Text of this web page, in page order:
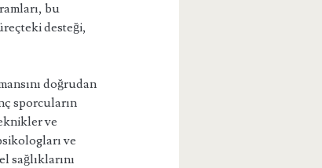
bu
desteği,
doğrudan
sporcuların
ve
ve
sağlıklarını